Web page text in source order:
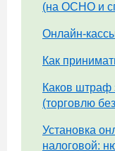
(на ОСНО и
Онлайн-
Как
Каков штраф
(торговлю
Установка
налоговой: